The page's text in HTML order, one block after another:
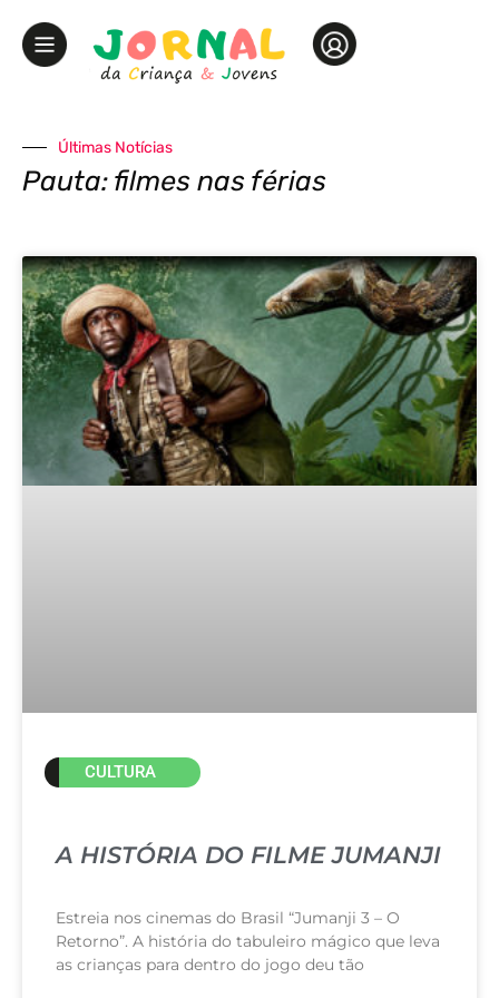
Últimas Notícias
Pauta: filmes nas férias
CULTURA
A HISTÓRIA DO FILME JUMANJI
Estreia nos cinemas do Brasil “Jumanji 3 – O
Retorno”. A história do tabuleiro mágico que leva
as crianças para dentro do jogo deu tão